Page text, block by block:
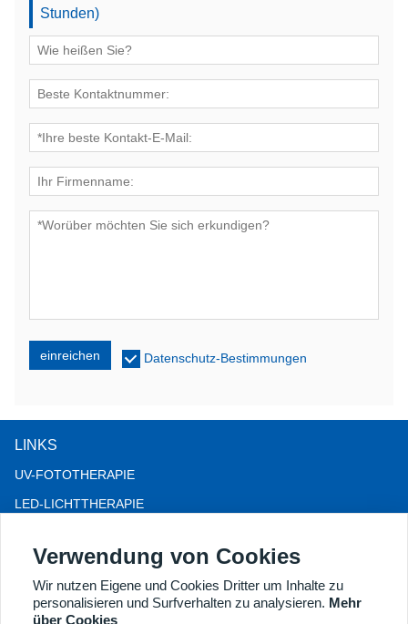
Stunden)
einreichen Datenschutz-Bestimmungen
LINKS
UV-FOTOTHERAPIE
LED-LICHTTHERAPIE
KOLPOSKOP
WEITERE PRODUKTE
Copyright® 2018 Kernel Medical Equipment Co., LTD.
Verwendung von Cookies
Wir nutzen Eigene und Cookies Dritter um Inhalte zu
personalisieren und Surfverhalten zu analysieren. Mehr
über Cookies